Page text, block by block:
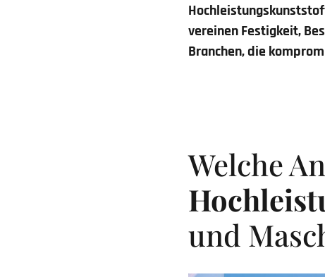
vereinen Festigkeit,
Branchen, die
Welche
und